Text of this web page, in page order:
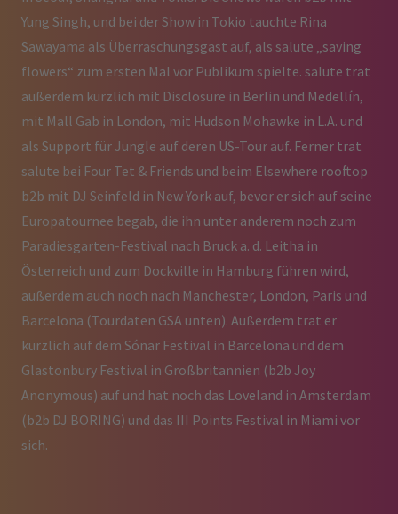
Yung Singh, und bei der Show in Tokio tauchte Rina
Sawayama als Überraschungsgast auf, als salute „saving
flowers“ zum ersten Mal vor Publikum spielte. salute trat
außerdem kürzlich mit Disclosure in Berlin und Medellín,
mit Mall Gab in London, mit Hudson Mohawke in L.A. und
als Support für Jungle auf deren US-Tour auf. Ferner trat
salute bei Four Tet & Friends und beim Elsewhere rooftop
b2b mit DJ Seinfeld in New York auf, bevor er sich auf seine
Europatournee begab, die ihn unter anderem noch zum
Paradiesgarten-Festival nach Bruck a. d. Leitha in
Österreich und zum Dockville in Hamburg führen wird,
außerdem auch noch nach Manchester, London, Paris und
Barcelona (Tourdaten GSA unten). Außerdem trat er
kürzlich auf dem Sónar Festival in Barcelona und dem
Glastonbury Festival in Großbritannien (b2b Joy
Anonymous) auf und hat noch das Loveland in Amsterdam
(b2b DJ BORING) und das III Points Festival in Miami vor
sich.